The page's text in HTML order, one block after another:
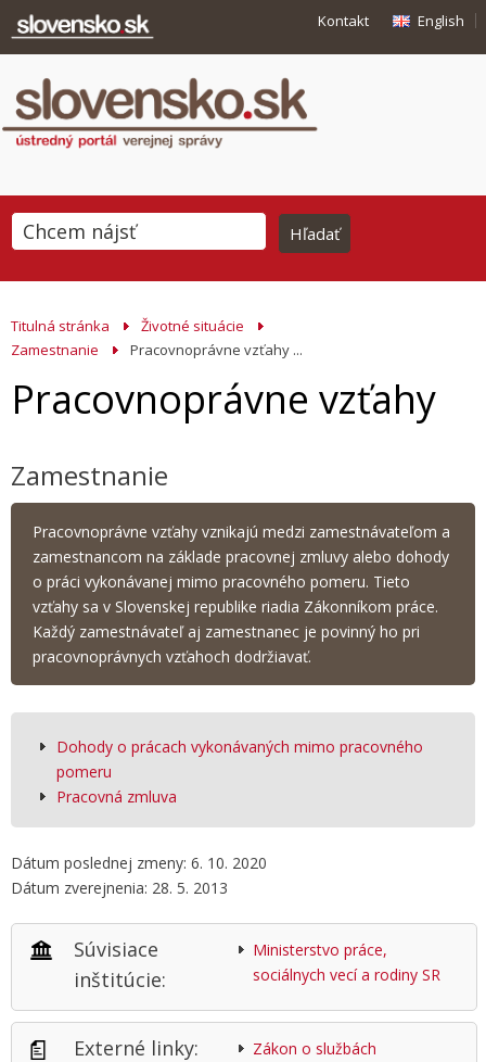
Kontakt English
Titulná stránka
Životné situácie
Zamestnanie
Pracovnoprávne vzťahy ...
Pracovnoprávne vzťahy
Zamestnanie
Pracovnoprávne vzťahy vznikajú medzi zamestnávateľom a
zamestnancom na základe pracovnej zmluvy alebo dohody
o práci vykonávanej mimo pracovného pomeru. Tieto
vzťahy sa v Slovenskej republike riadia Zákonníkom práce.
Každý zamestnávateľ aj zamestnanec je povinný ho pri
pracovnoprávnych vzťahoch dodržiavať.
Dohody o prácach vykonávaných mimo pracovného
pomeru
Pracovná zmluva
Dátum poslednej zmeny: 6. 10. 2020
Dátum zverejnenia: 28. 5. 2013
Súvisiace
inštitúcie:
Ministerstvo práce,
sociálnych vecí a rodiny SR
Externé linky:
Zákon o službách